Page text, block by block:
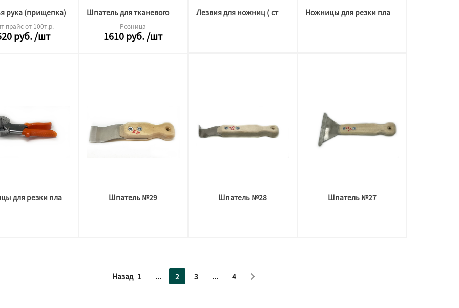
рука (прищепка)
прайс от 100т.р.
руб./шт
Шпатель для тканевого потолка Pongs
Розница
1610руб./шт
Лезвия для ножниц ( стандарт и усиленные) Ножницы для резки пластиковый профилей усиленные
Шпатель №29 Шпатель №28 Шпатель №27
Назад 1 ... 2 3 ... 4